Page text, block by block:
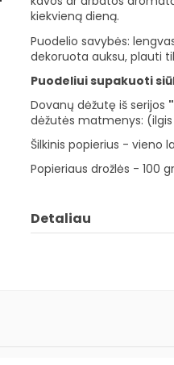
kiekvieną dieną.
Puodelio savybės:
dekoruota auksu, plauti
Puodeliui supakuoti
Dovanų dėžutę iš serijos
dėžutės matmenys:
Šilkinis popierius - vieno
Popieriaus drožlės - 100
Detaliau